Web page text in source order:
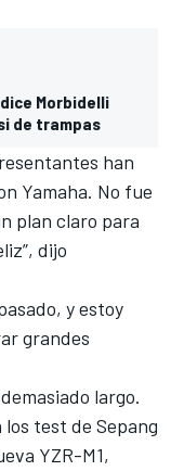
Morbidelli
de trampas
han
Yamaha. No fue
plan claro para
dijo
y estoy
grandes
largo.
test de Sepang
YZR-M1,